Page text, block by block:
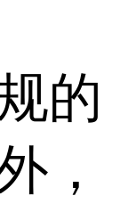
的
，